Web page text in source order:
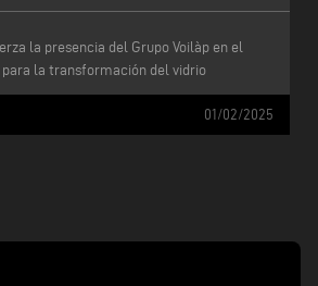
la presencia del Grupo Voilàp en el
la transformación del vidrio
01/02/2025